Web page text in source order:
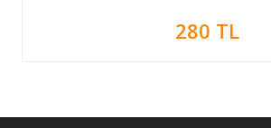
280 TL